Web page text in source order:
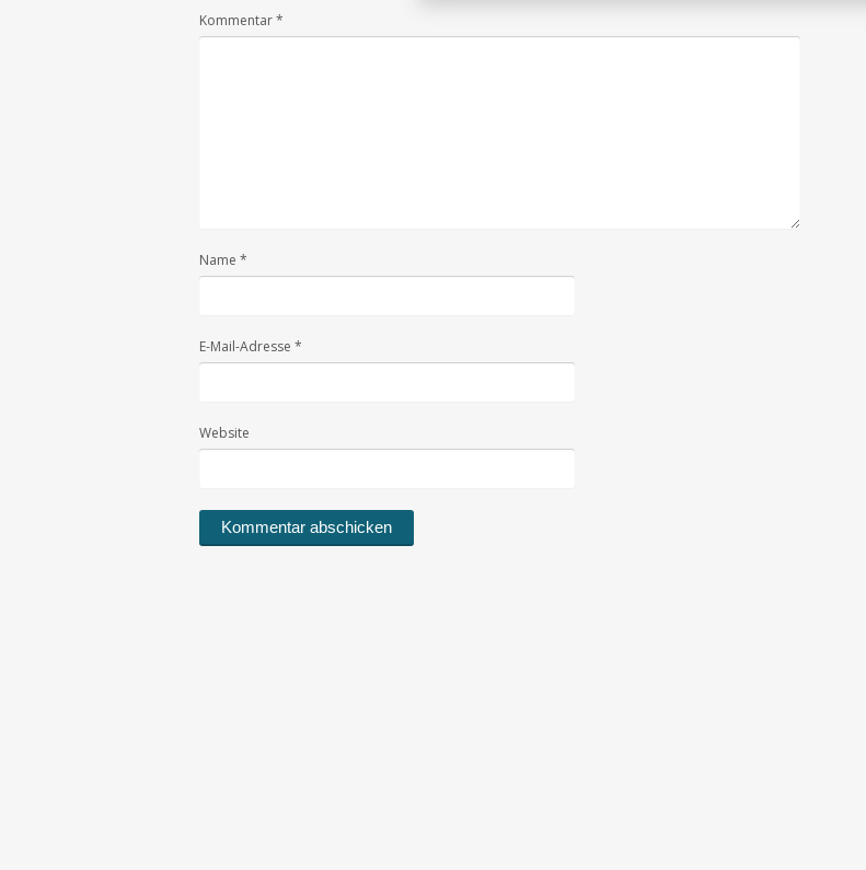
Kommentar*
Name *
E-Mail-Adresse *
Website